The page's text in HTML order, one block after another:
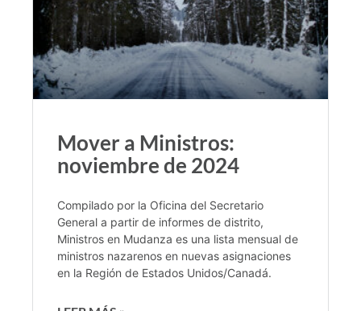
Mover a Ministros:
noviembre de 2024
Compilado por la Oficina del Secretario
General a partir de informes de distrito,
Ministros en Mudanza es una lista mensual de
ministros nazarenos en nuevas asignaciones
en la Región de Estados Unidos/Canadá.